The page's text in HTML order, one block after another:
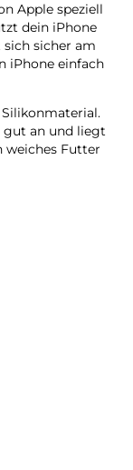
Apple speziell
dein iPhone
sich sicher am
iPhone einfach
Silikon­material.
gut an und liegt
weiches Futter
Schicht, die die
iPhone 17 Pro
sorgt für
beim Laden
an oder
Ladegerät.
es im Laufe
von
aus,
vor Kratzern